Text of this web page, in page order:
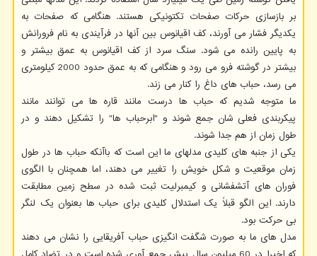
بر بازسازی حرکات صفحات تکتونیکی هستند. هنگامی که صفحات به
یکدیگر فشار می آورند، کف اقیانوس بین آنها در فرآیندی به نام فرورانش
به پایین رانده می شود. سنگ سرد از کف اقیانوس به عمق بیشتر و
بیشتر در گوشته فرو می رود و هنگامی که به عمق حدود 2000 کیلومتری
می رسد، حباب های داغ را کنار می زند.
ما متوجه شدیم که حباب ها درست مانند قاره ها می توانند مانند
پیکربندی فعلی شان جمع شوند و "ابرحباب ها" را تشکیل دهند و در
طول زمان از هم جدا شوند.
یکی از جنبه های کلیدی مدلهای ما این است که باآنکه حباب ها در طول
زمان موقعیت و شکل خویش را تغییر می دهند، اما همچنان با الگوی
فوران های آتشفشانی و کیمبرلیت ثبت شده در سطح زمین مطابقت
دارند. این الگو قبلاً یک استدلال کلیدی برای حباب ها بعنوان یک لنگر
بی حرکت بود.
مدل های ما به صورت شگفت انگیزی حباب آفریقایی را نشان می دهند